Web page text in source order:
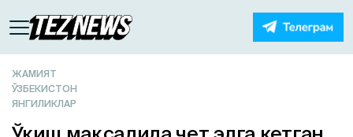
ЖАМИЯТ
ЎЗБЕКИСТОН
ЯНГИЛИКЛАР